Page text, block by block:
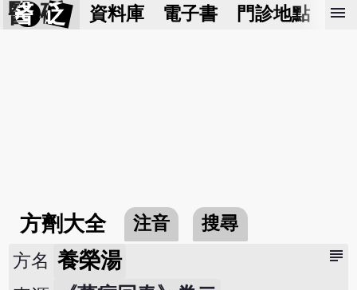
醫 砭 資料庫 電子書 門診地點 預
menu
方劑大全 注音 搜尋
subject
方名 養榮湯